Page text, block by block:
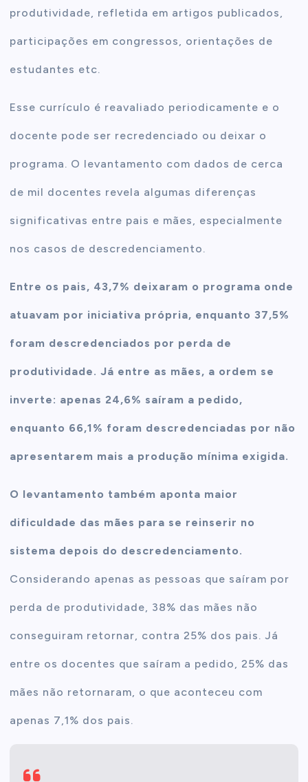
produtividade, refletida em artigos publicados,
participações em congressos, orientações de
estudantes etc.
Esse currículo é reavaliado periodicamente e o
docente pode ser recredenciado ou deixar o
programa. O levantamento com dados de cerca
de mil docentes revela algumas diferenças
significativas entre pais e mães, especialmente
nos casos de descredenciamento.
Entre os pais, 43,7% deixaram o programa onde
atuavam por iniciativa própria, enquanto 37,5%
foram descredenciados por perda de
produtividade. Já entre as mães, a ordem se
inverte: apenas 24,6% saíram a pedido,
enquanto 66,1% foram descredenciadas por não
apresentarem mais a produção mínima exigida.
O levantamento também aponta maior
dificuldade das mães para se reinserir no
sistema depois do descredenciamento.
Considerando apenas as pessoas que saíram por
perda de produtividade, 38% das mães não
conseguiram retornar, contra 25% dos pais. Já
entre os docentes que saíram a pedido, 25% das
mães não retornaram, o que aconteceu com
apenas 7,1% dos pais.